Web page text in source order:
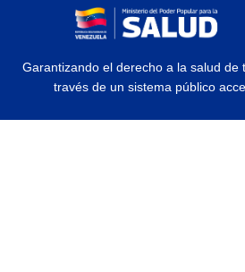
Garantizando el derecho a la salud de
través de un sistema público